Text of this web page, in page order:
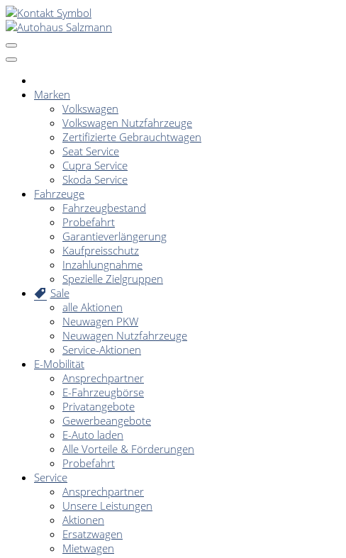
Marken
Volkswagen
Volkswagen Nutzfahrzeuge
Zertifizierte Gebrauchtwagen
Seat Service
Cupra Service
Skoda Service
Fahrzeuge
Fahrzeugbestand
Probefahrt
Garantieverlängerung
Kaufpreisschutz
Inzahlungnahme
Spezielle Zielgruppen
Sale
alle Aktionen
Neuwagen PKW
Neuwagen Nutzfahrzeuge
Service-Aktionen
E-Mobilität
Ansprechpartner
E-Fahrzeugbörse
Privatangebote
Gewerbeangebote
E-Auto laden
Alle Vorteile & Förderungen
Probefahrt
Service
Ansprechpartner
Unsere Leistungen
Aktionen
Ersatzwagen
Mietwagen